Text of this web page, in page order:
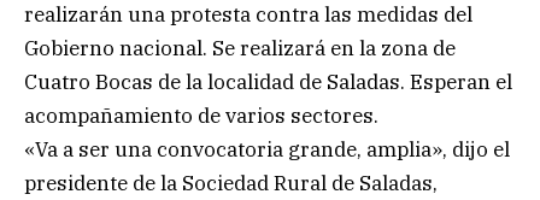
realizarán una protesta contra las medidas del
Gobierno nacional. Se realizará en la zona de
Cuatro Bocas de la localidad de Saladas. Esperan el
acompañamiento de varios sectores.
«Va a ser una convocatoria grande, amplia», dijo el
presidente de la Sociedad Rural de Saladas,